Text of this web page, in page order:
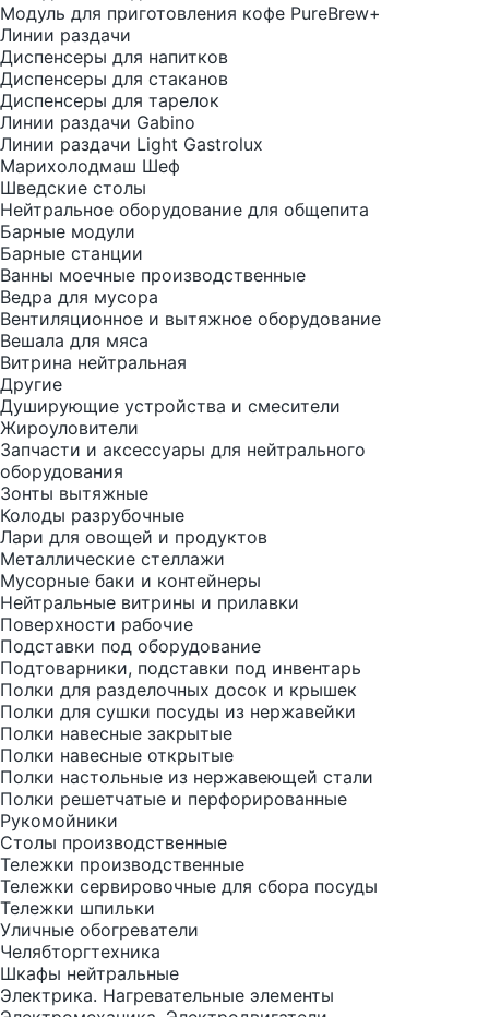
Модуль для приготовления кофе PureBrew+
Линии раздачи
Диспенсеры для напитков
Диспенсеры для стаканов
Диспенсеры для тарелок
Линии раздачи Gabino
Линии раздачи Light Gastrolux
Марихолодмаш Шеф
Шведские столы
Нейтральное оборудование для общепита
Барные модули
Барные станции
Ванны моечные производственные
Ведра для мусора
Вентиляционное и вытяжное оборудование
Вешала для мяса
Витрина нейтральная
Другие
Душирующие устройства и смесители
Жироуловители
Запчасти и аксессуары для нейтрального
оборудования
Зонты вытяжные
Колоды разрубочные
Лари для овощей и продуктов
Металлические стеллажи
Мусорные баки и контейнеры
Нейтральные витрины и прилавки
Поверхности рабочие
Подставки под оборудование
Подтоварники, подставки под инвентарь
Полки для разделочных досок и крышек
Полки для сушки посуды из нержавейки
Полки навесные закрытые
Полки навесные открытые
Полки настольные из нержавеющей стали
Полки решетчатые и перфорированные
Рукомойники
Столы производственные
Тележки производственные
Тележки сервировочные для сбора посуды
Тележки шпильки
Уличные обогреватели
Челябторгтехника
Шкафы нейтральные
Электрика. Нагревательные элементы